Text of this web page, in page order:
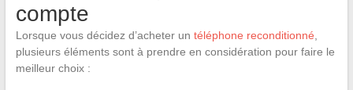
compte
Lorsque vous décidez d’acheter un téléphone reconditionné
plusieurs éléments sont à prendre en considération pour faire le
meilleur choix :